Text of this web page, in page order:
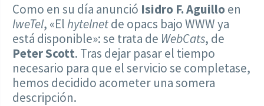
Como en su día anunció Isidro F. Aguillo en
IweTel, «Elhytelnetde opacs bajo WWW ya
está disponible»: se trata de WebCats, de
Peter Scott. Tras dejar pasar el tiempo
necesario para que el servicio se completase,
hemos decidido acometer una somera
descripción.